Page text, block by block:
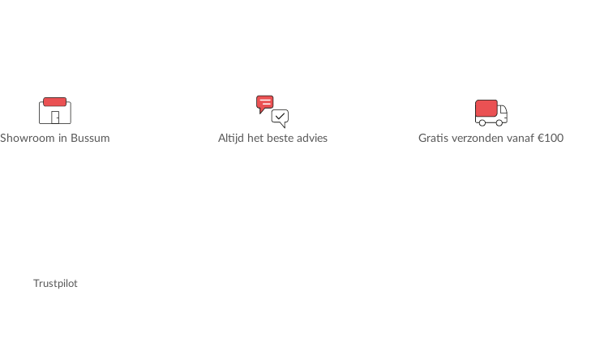
Showroom in Bussum Altijd het beste advies Gratis verzonden vanaf €100
Trustpilot